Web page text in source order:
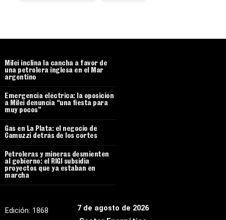
7 de agosto de 2026
Edición: 1868
Milei inclina la cancha a favor de
una petrolera inglesa en el Mar
argentino
Emergencia eléctrica: la oposición
a Milei denuncia “una fiesta para
muy pocos”
Gas en La Plata: el negocio de
Camuzzi detrás de los cortes
Petroleras y mineras desmienten
al gobierno: el RIGI subsidia
proyectos que ya estaban en
marcha